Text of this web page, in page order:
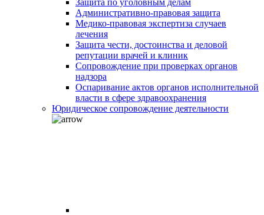
Защита по уголовным делам
Административно-правовая защита
Медико-правовая экспертиза случаев
лечения
Защита чести, достоинства и деловой
репутации врачей и клиник
Сопровождение при проверках органов
надзора
Оспаривание актов органов исполнительной
власти в сфере здравоохранения
Юридическое сопровождение деятельности